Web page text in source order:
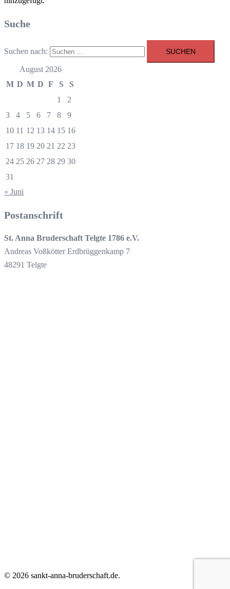
Suche
Suchen nach:
August 2026
M D M D F S
S
1
2
3
4 5 6 7 8
9
10 11 12 13 14 15 16
17 18 19 20 21 22 23
24 25 26 27 28 29 30
31
« Juni
Postanschrift
St. Anna Bruderschaft Telgte 1786 e.V.
Andreas Voßkötter Erdbrüggenkamp 7
48291 Telgte
© 2026 sankt-anna-bruderschaft.de.